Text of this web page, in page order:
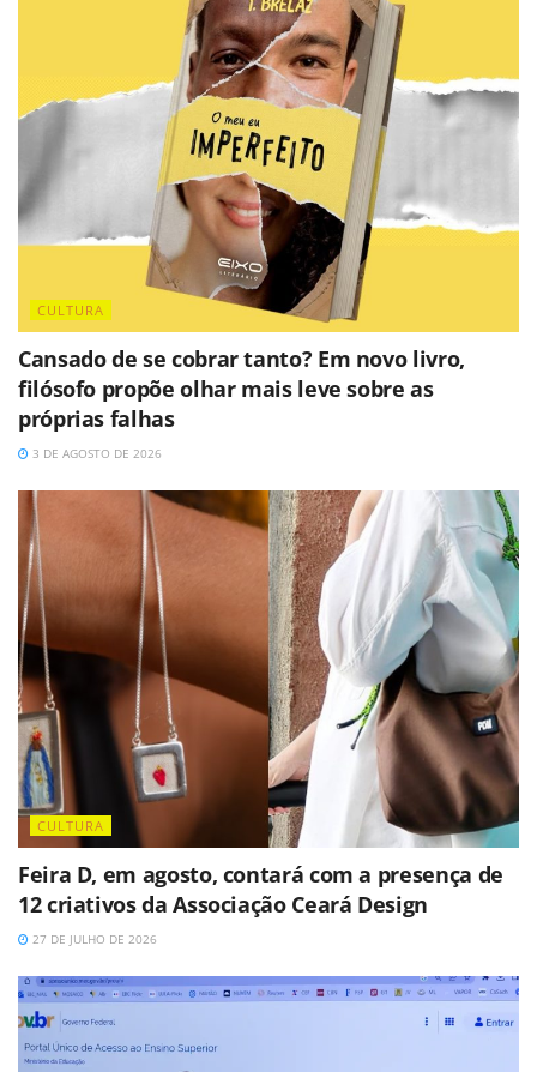
CULTURA
Cansado de se cobrar tanto? Em novo livro,
filósofo propõe olhar mais leve sobre as
próprias falhas
3 DE AGOSTO DE 2026
CULTURA
Feira D, em agosto, contará com a presença de
12 criativos da Associação Ceará Design
27 DE JULHO DE 2026